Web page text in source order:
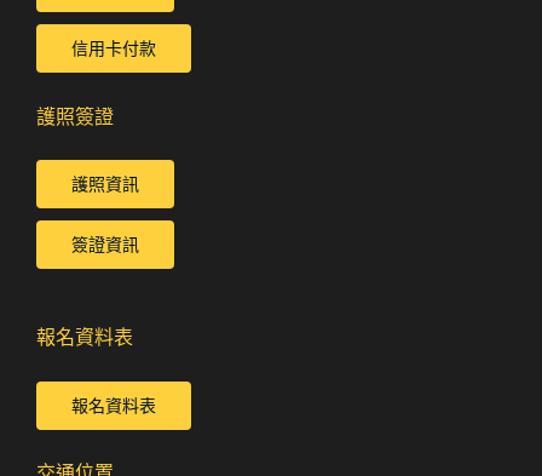
信用卡付款
護照簽證
護照資訊
簽證資訊
報名資料表
報名資料表